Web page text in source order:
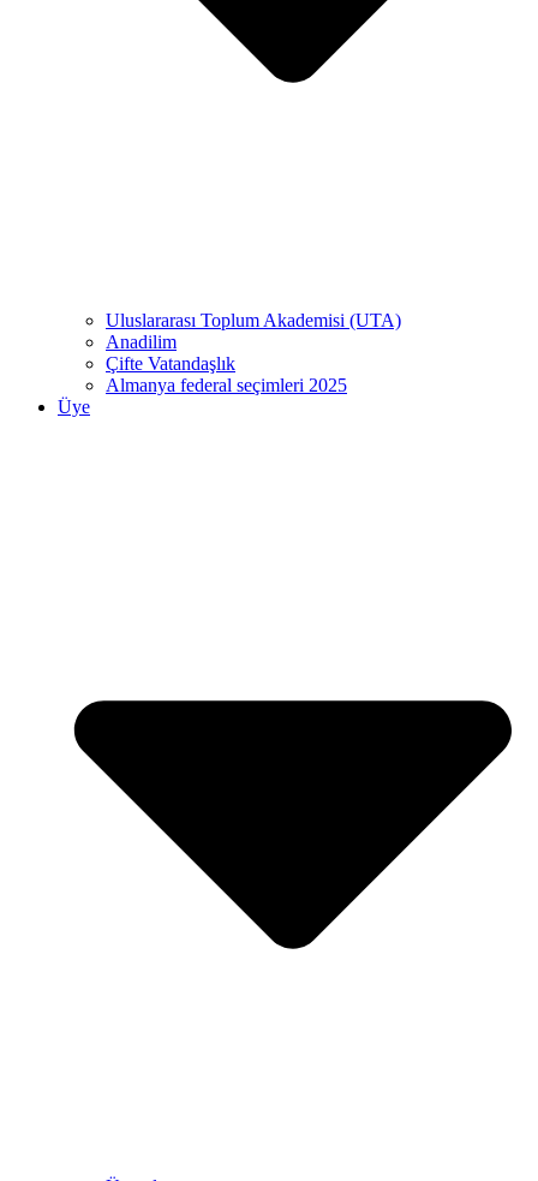
Uluslararası Toplum Akademisi (UTA)
Anadilim
Çifte Vatandaşlık
Almanya federal seçimleri 2025
Üye